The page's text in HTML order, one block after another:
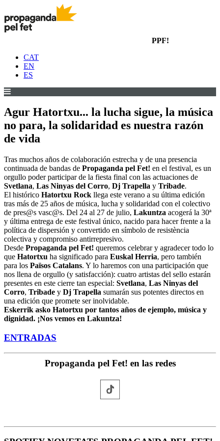
PPF!
CAT
EN
ES
Agur Hatortxu... la lucha sigue, la música
no para, la solidaridad es nuestra razón
de vida
Tras muchos años de colaboración estrecha y de una presencia
continuada de bandas de Propaganda pel Fet! en el festival, es un
orgullo poder participar de la fiesta final con las actuaciones de
Svetlana, Las Ninyas del Corro, Dj Trapella y Tribade.
El histórico Hatortxu Rock llega este verano a su última edición
tras más de 25 años de música, lucha y solidaridad con el colectivo
de pres@s vasc@s. Del 24 al 27 de julio, Lakuntza acogerá la 30ª
y última entrega de este festival único, nacido para hacer frente a la
política de dispersión y convertido en símbolo de resistència
colectiva y compromiso antirrepresivo.
Desde Propaganda pel Fet! queremos celebrar y agradecer todo lo
que Hatortxu ha significado para Euskal Herria, pero también
para los Països Catalans. Y lo haremos con una participación que
nos llena de orgullo (y satisfacción): cuatro artistas del sello estarán
presentes en este cierre tan especial: Svetlana, Las Ninyas del
Corro, Tribade y Dj Trapella sumarán sus potentes directos en
una edición que promete ser inolvidable.
Eskerrik asko Hatortxu por tantos años de ejemplo, música y
dignidad. ¡Nos vemos en Lakuntza!
ENTRADAS
Propaganda pel Fet! en las redes